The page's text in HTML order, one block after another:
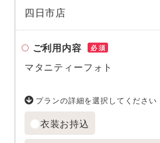
四日市店
ご利用内容 必須
マタニティーフォト
プランの詳細を選択してください
衣装お持込